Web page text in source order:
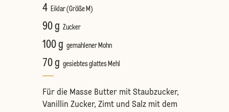
4 Eiklar (Größe M)
90 g Zucker
100 g gemahlener Mohn
70 g gesiebtes glattes Mehl
Für die Masse Butter mit Staubzucker,
Vanillin Zucker, Zimt und Salz mit dem